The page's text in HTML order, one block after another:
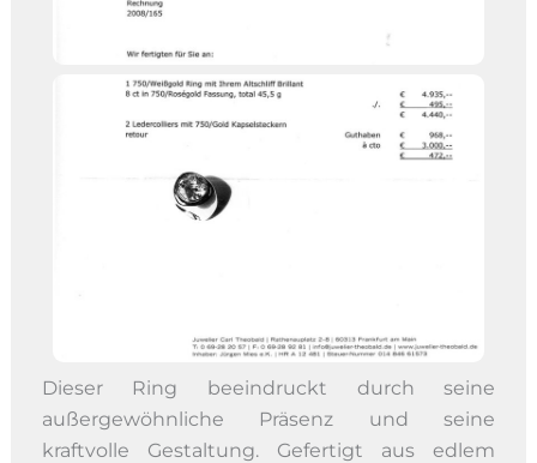
Dieser Ring beeindruckt durch seine
außergewöhnliche Präsenz und seine
kraftvolle Gestaltung. Gefertigt aus edlem